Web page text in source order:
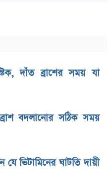
দাঁত ব্রাশের সময় যা
বদলানোর সঠিক সময়
যে ভিটামিনের ঘাটতি দায়ী